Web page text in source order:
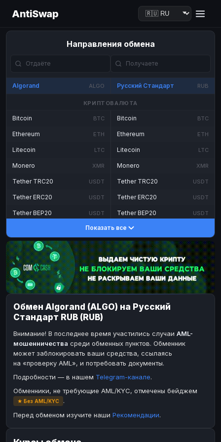
AntiSwap
Направления обмена
Algorand ALGO Русский Стандарт RUB
КРИПТОВАЛЮТА
Bitcoin BTC
Ethereum ETH
Litecoin LTC
Monero XMR
Tether TRC20 USDT
Tether ERC20 USDT
Tether BEP20 USDT
DASH
Toncoin TON
Dogecoin DOGE
TRX TRON
Bitcoin Cash BCH
BinanceCoin BEP20
Ether Classic
SOL
Ripple XRP
Bitcoin BTC
Ethereum ETH
Litecoin LTC
Monero XMR
Tether TRC20 USDT
Tether ERC20 USDT
Tether BEP20 USDT
DASH
Toncoin TON
Dogecoin DOGE
TRX TRON
Bitcoin Cash BCH
BinanceCoin
Ripple
Paxum USD
Perfect Money
Payoneer USD
Paxum
Payoneer
Показать все
Обмен Algorand (ALGO) на Русский
Стандарт RUB (RUB)
Внимание! В последнее время участились случаи AML-
мошенничества среди обменных пунктов. Обменник
может заблокировать ваши средства, ссылаясь
на «проверку AML», и потребовать документы.
Подробности — в нашем Telegram-канале.
Обменники, не требующие AML/KYC, отмечены бейджем
★ Без AML/KYC
.
Перед обменом изучите наши Рекомендации.